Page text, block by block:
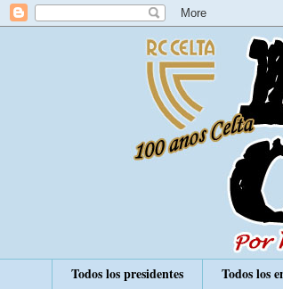
Todos los presidentes Todos los